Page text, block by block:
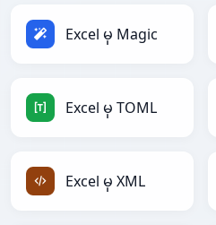
Excel မှ Magic
Excel မှ TOML
Excel မှ XML